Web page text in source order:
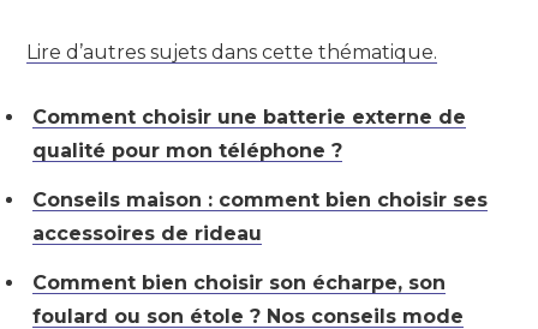
Lire d’autres sujets dans cette thématique.
Comment choisir une batterie externe de
qualité pour mon téléphone ?
Conseils maison : comment bien choisir ses
accessoires de rideau
Comment bien choisir son écharpe, son
foulard ou son étole ? Nos conseils mode